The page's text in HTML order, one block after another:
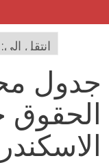
جدول
الحقوق